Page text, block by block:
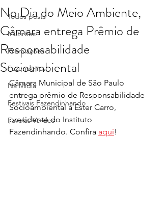
Todos posts
Mutirões
Premiações
Fazendeiras
Na Mídia
Festivais Fazendinhando
Favelas Verdes
No Dia do Meio Ambiente,
Câmara entrega Prêmio de
Responsabilidade
Socioambiental
Câmara Municipal de São Paulo
entrega prêmio de Responsabilidade
Socioambiental à Ester Carro,
presidente do Instituto
Fazendinhando. Confira aqui!